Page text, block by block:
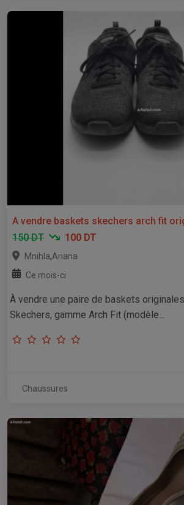
A vendre baskets skechers arch fit
150 DT
100 DT
Mnihla,Ariana
Ce mois-ci
À vendre une paire de baskets
Skechers, gamme Arch Fit (modèle...
Chaussures